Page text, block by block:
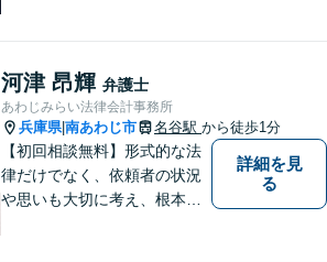
河津 昂輝 弁護士
あわじみらい法律会計事務所
兵庫県|南あわじ市 名谷駅 から徒歩1分
【初回相談無料】形式的な法
律だけでなく、依頼者の状況
や思いも大切に考え、根本的
詳細を見
る